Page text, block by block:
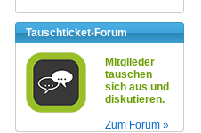
Tauschticket-Forum
Mitglieder
tauschen
sich aus und
diskutieren.
Zum Forum »